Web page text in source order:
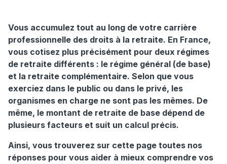
Vous accumulez tout au long de votre carrière
professionnelle des droits à la retraite. En France,
vous cotisez plus précisément pour deux régimes
de retraite différents : le régime général (de base)
et la retraite complémentaire. Selon que vous
exerciez dans le public ou dans le privé, les
organismes en charge ne sont pas les mêmes. De
même, le montant de retraite de base dépend de
plusieurs facteurs et suit un calcul précis.
Ainsi, vous trouverez sur cette page toutes nos
réponses pour vous aider à mieux comprendre vos